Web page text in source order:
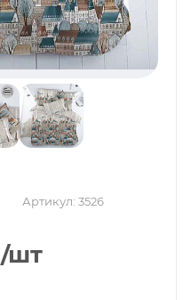
Артикул: 3526
/шт